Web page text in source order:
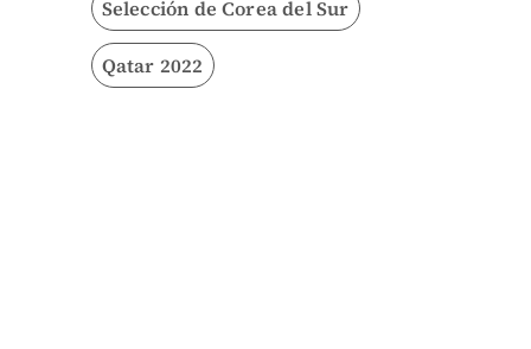
Selección de Corea del Sur
Qatar 2022